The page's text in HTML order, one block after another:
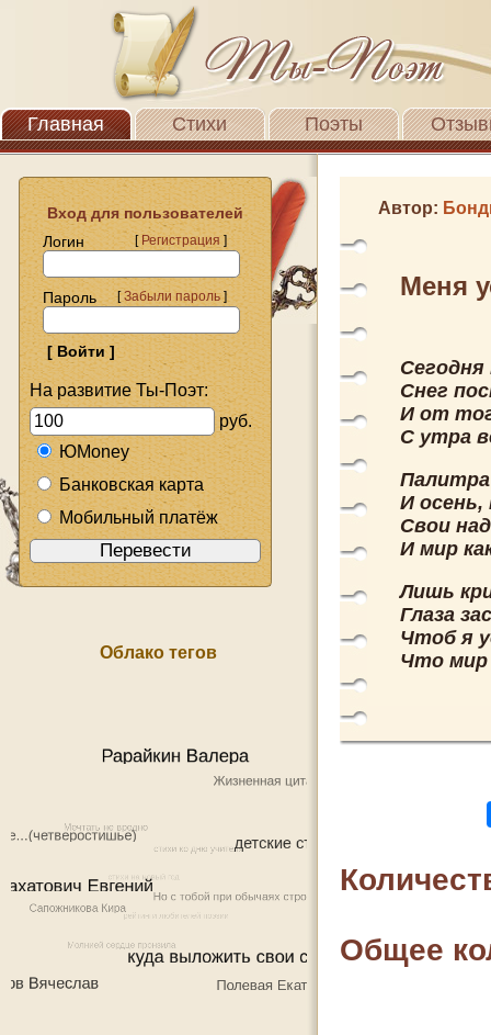
Главная Стихи Поэты
Вход для пользователей
Логин
[Регистрация]
Пароль [Забыли пароль]
На развитие Ты-Поэт:
руб.
ЮMoney
Банковская карта
Мобильный платёж
Облако тегов
Автор:
Меня
Снег
И от
С утра
Палитра
И осень,
Свои
И мир
Лишь
Глаза
Чтоб я
Что мир
Общее